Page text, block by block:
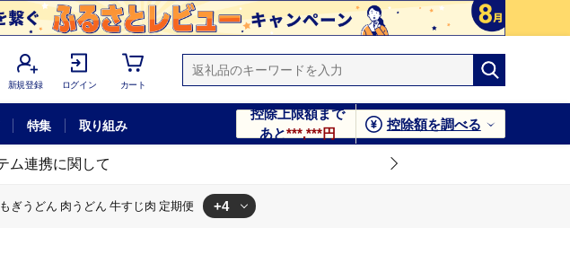
新規登録 ログイン カート
特集 取り組み
控除上限額まで
あと***,***円
控除額を調べる
ム連携に関して
ぎうどん 肉うどん 牛すじ肉 定期便 +4